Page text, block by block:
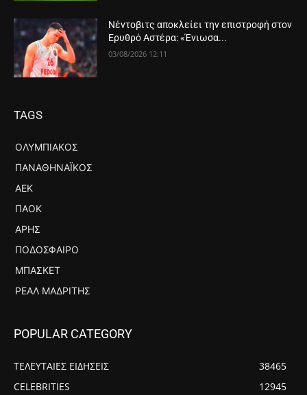
Νέντοβιτς αποκλείει την επιστροφή στον
Ερυθρό Αστέρα: «Ένιωσα...
03/08/2026 12:11
TAGS
ΟΛΥΜΠΙΑΚΌΣ
ΠΑΝΑΘΗΝΑΪΚΌΣ
ΑΕΚ
ΠΑΟΚ
ΆΡΗΣ
ΠΟΔΌΣΦΑΙΡΟ
ΜΠΆΣΚΕΤ
ΡΕΆΛ ΜΑΔΡΊΤΗΣ
POPULAR CATEGORY
ΤΕΛΕΥΤΑΙΕΣ ΕΙΔΗΣΕΙΣ
38465
CELEBRITIES
12945